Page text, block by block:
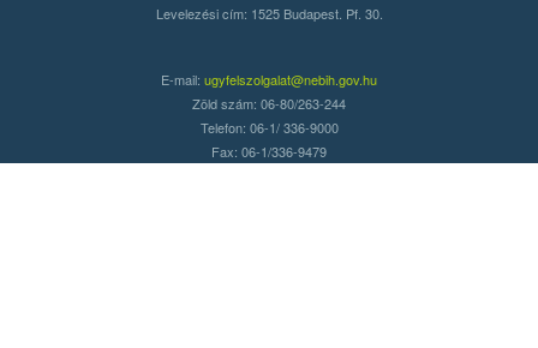
Levelezési cím: 1525 Budapest. Pf. 30.
E-mail: ugyfelszolgalat@nebih.gov.hu
Zöld szám: 06-80/263-244
Telefon: 06-1/ 336-9000
Fax: 06-1/336-9479